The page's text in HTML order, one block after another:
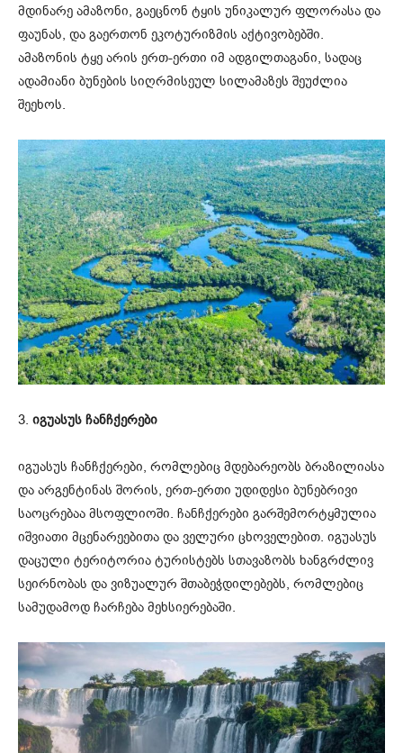
მდინარე ამაზონი, გაეცნონ ტყის უნიკალურ ფლორასა და
ფაუნას, და გაერთონ ეკოტურიზმის აქტივობებში.
ამაზონის ტყე არის ერთ-ერთი იმ ადგილთაგანი, სადაც
ადამიანი ბუნების სიღრმისეულ სილამაზეს შეუძლია
შეეხოს.
3. იგუასუს ჩანჩქერები
იგუასუს ჩანჩქერები, რომლებიც მდებარეობს ბრაზილიასა
და არგენტინას შორის, ერთ-ერთი უდიდესი ბუნებრივი
საოცრებაა მსოფლიოში. ჩანჩქერები გარშემორტყმულია
იშვიათი მცენარეებითა და ველური ცხოველებით. იგუასუს
დაცული ტერიტორია ტურისტებს სთავაზობს ხანგრძლივ
სეირნობას და ვიზუალურ შთაბეჭდილებებს, რომლებიც
სამუდამოდ ჩარჩება მეხსიერებაში.